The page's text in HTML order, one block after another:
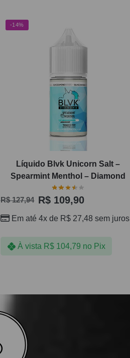
-14%
Líquido Blvk Unicorn Salt –
Spearmint Menthol – Diamond
R$127,94 R$109,90
Em até 4x de R$27,48 sem juros
À vista R$104,79 no Pix